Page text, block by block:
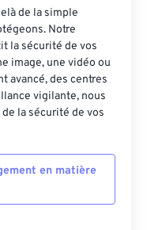
de la simple
Notre
la sécurité de vos
image, une vidéo ou
avancé, des centres
vigilante, nous
la sécurité de vos
en matière